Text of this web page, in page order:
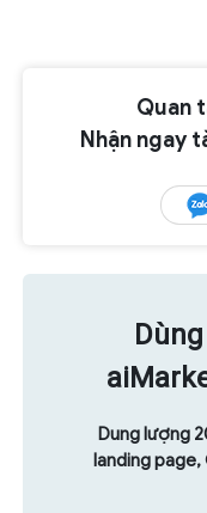
Quan
Nhận ngay
Dung lượng
landing